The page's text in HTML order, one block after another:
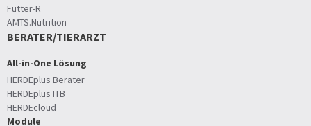
Futter-R
AMTS.Nutrition
BERATER/TIERARZT
All-in-One Lösung
HERDEplus Berater
HERDEplus ITB
HERDEcloud
Module